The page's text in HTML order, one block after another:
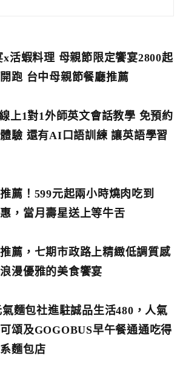
x活蝦料理 母親節限定饗宴2800起
跑 台中母親節餐廳推薦
上1對1外師英文會話教學 免預約
驗 還有AI口語訓練 讓英語學習
薦！599元起兩小時燒肉吃到
，當月壽星送上等牛舌
薦，七期市政路上精緻低調質感
漫優雅的美食饗宴
麵包社進駐誠品生活480，人氣
頌及GOGOBUS早午餐通通吃得
麵包店